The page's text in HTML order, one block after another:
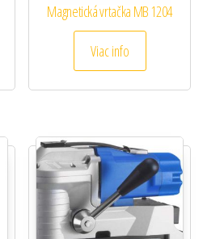
Magnetická vrtačka MB 1204
Viac info